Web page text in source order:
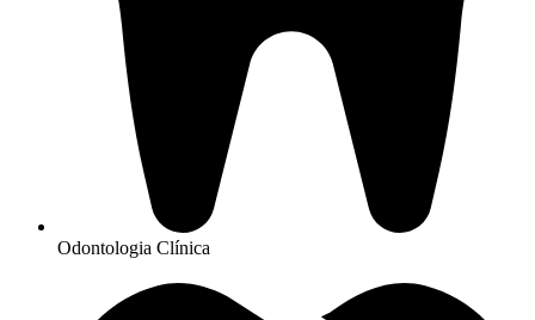
Odontologia Clínica